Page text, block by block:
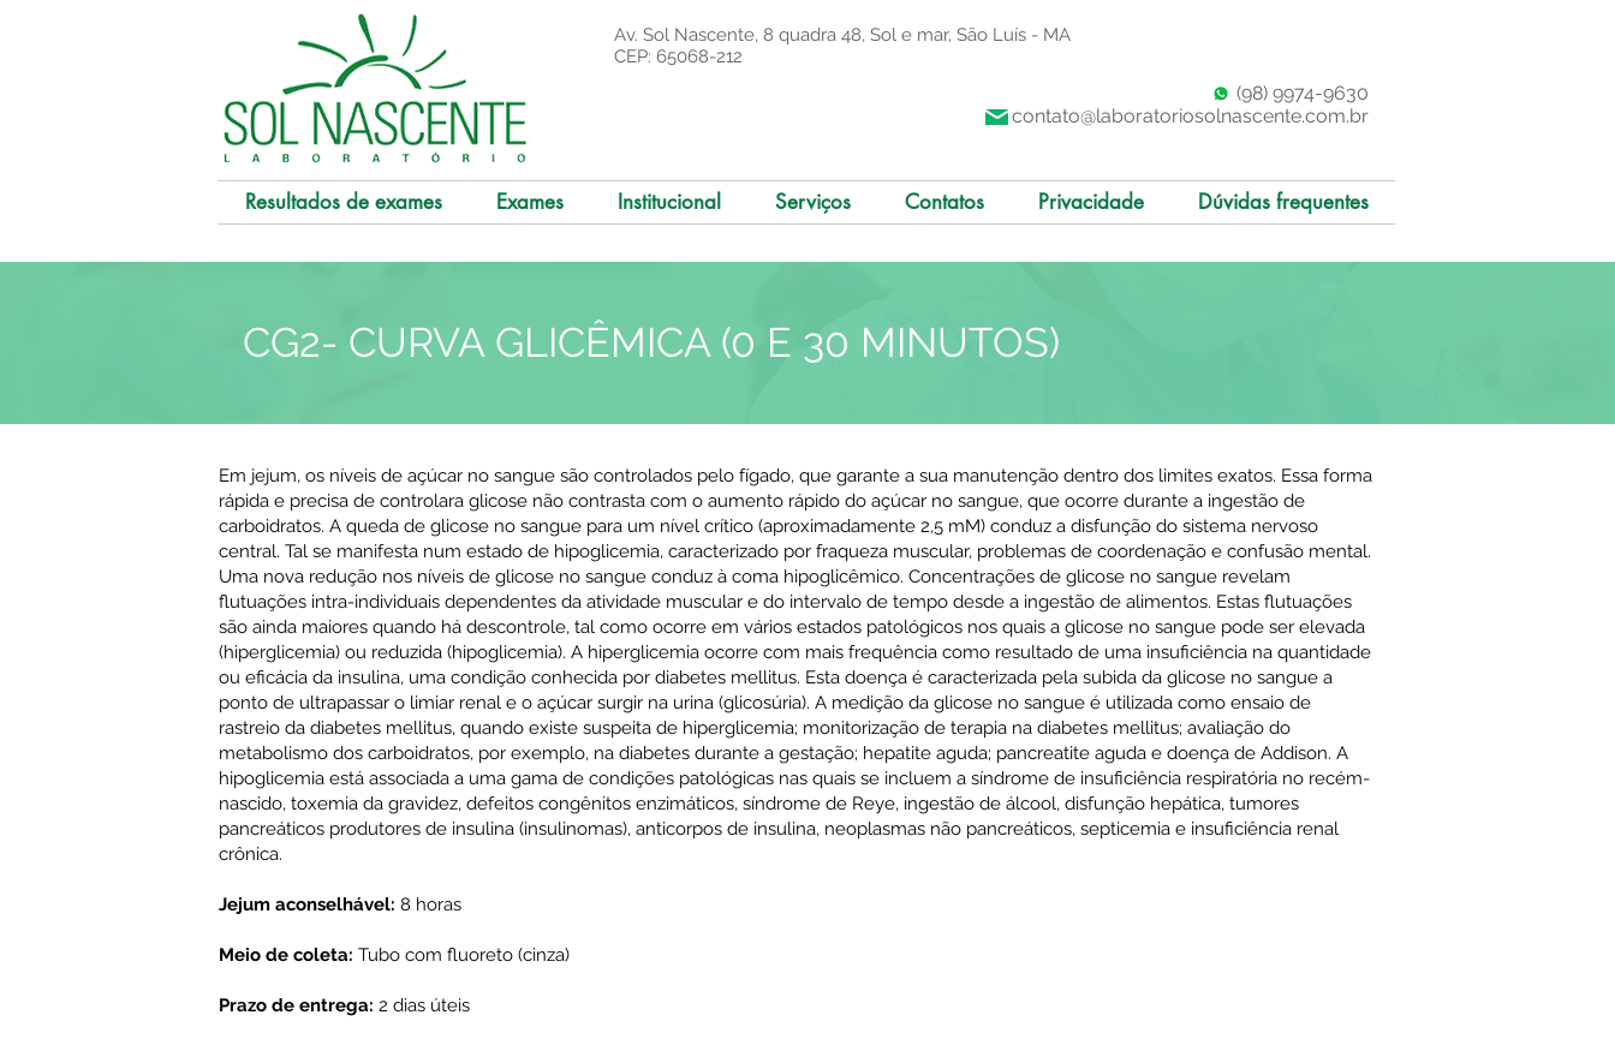
Av. Sol Nascente, 8 quadra 48, Sol e mar, São Luís - MA
CEP: 65068-212
(98) 9974-9630
contato@laboratoriosolnascente.com.br
Resultados de exames Exames Institucional Serviços Contatos Privacidade Dúvidas frequentes
CG2- CURVA GLICÊMICA (0 E 30 MINUTOS)
Em jejum, os níveis de açúcar no sangue são controlados pelo fígado, que garante a sua manutenção dentro dos limites exatos. Essa forma
rápida e precisa de controlara glicose não contrasta com o aumento rápido do açúcar no sangue, que ocorre durante a ingestão de
carboidratos. A queda de glicose no sangue para um nível crítico (aproximadamente 2,5 mM) conduz a disfunção do sistema nervoso
central. Tal se manifesta num estado de hipoglicemia, caracterizado por fraqueza muscular, problemas de coordenação e confusão mental.
Uma nova redução nos níveis de glicose no sangue conduz à coma hipoglicêmico. Concentrações de glicose no sangue revelam
flutuações intra-individuais dependentes da atividade muscular e do intervalo de tempo desde a ingestão de alimentos. Estas flutuações
são ainda maiores quando há descontrole, tal como ocorre em vários estados patológicos nos quais a glicose no sangue pode ser elevada
(hiperglicemia) ou reduzida (hipoglicemia). A hiperglicemia ocorre com mais frequência como resultado de uma insuficiência na quantidade
ou eficácia da insulina, uma condição conhecida por diabetes mellitus. Esta doença é caracterizada pela subida da glicose no sangue a
ponto de ultrapassar o limiar renal e o açúcar surgir na urina (glicosúria). A medição da glicose no sangue é utilizada como ensaio de
rastreio da diabetes mellitus, quando existe suspeita de hiperglicemia; monitorização de terapia na diabetes mellitus; avaliação do
metabolismo dos carboidratos, por exemplo, na diabetes durante a gestação; hepatite aguda; pancreatite aguda e doença de Addison. A
hipoglicemia está associada a uma gama de condições patológicas nas quais se incluem a síndrome de insuficiência respiratória no recém-
nascido, toxemia da gravidez, defeitos congênitos enzimáticos, síndrome de Reye, ingestão de álcool, disfunção hepática, tumores
pancreáticos produtores de insulina (insulinomas), anticorpos de insulina, neoplasmas não pancreáticos, septicemia e insuficiência renal
crônica.
Jejum aconselhável: 8 horas
Meio de coleta: Tubo com fluoreto (cinza)
Prazo de entrega: 2 dias úteis